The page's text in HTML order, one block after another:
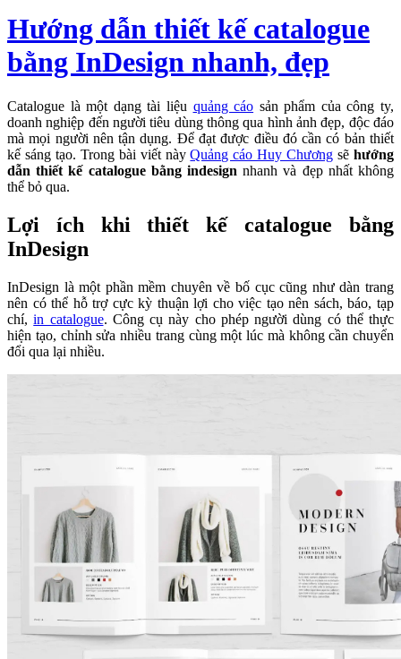
Hướng dẫn thiết kế catalogue
bằng InDesign nhanh, đẹp
Catalogue là một dạng tài liệu quảng cáo sản phẩm của công ty,
doanh nghiệp đến người tiêu dùng thông qua hình ảnh đẹp, độc đáo
mà mọi người nên tận dụng. Để đạt được điều đó cần có bản thiết
kế sáng tạo. Trong bài viết nàyQuảng cáo Huy Chương sẽhướng
dẫn thiết kế catalogue bằng indesign nhanh và đẹp nhất không
thể bỏ qua.
Lợi ích khi thiết kế catalogue bằng
InDesign
InDesign là một phần mềm chuyên về bố cục cũng như dàn trang
nên có thể hỗ trợ cực kỳ thuận lợi cho việc tạo nên sách, báo, tạp
chí,in catalogue. Công cụ này cho phép người dùng có thể thực
hiện tạo, chỉnh sửa nhiều trang cùng một lúc mà không cần chuyển
đổi qua lại nhiều.